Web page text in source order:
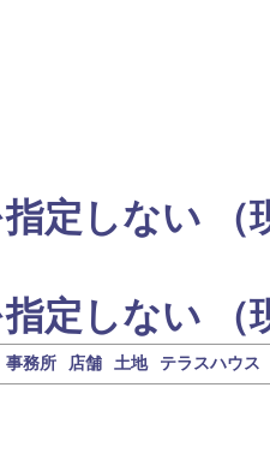
定しない （
定しない （
事務所 店舗 土地 テラスハウス